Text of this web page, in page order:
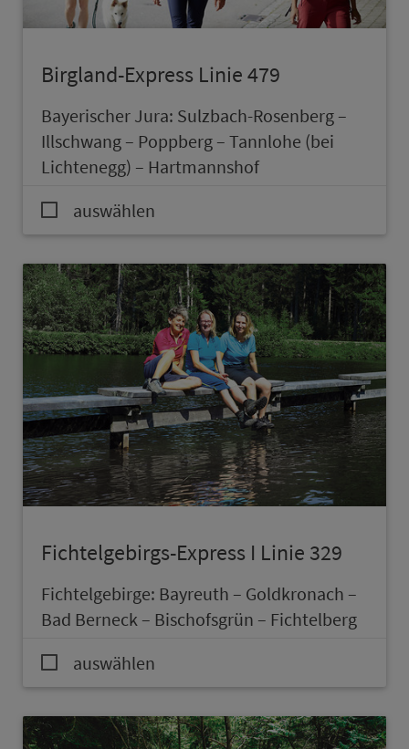
Birgland-Express Linie 479
Bay­e­rischer Jura: Sulzbach-Rosenberg –
Illschwang – Poppberg – Tannlohe (bei
Lichtenegg) – Hartmannshof
auswählen
Fichtelgebirgs-Express I Linie 329
Fich­tel­ge­bir­ge: Bayreuth – Goldkronach –
Bad Berneck – Bischofsgrün – Fichtelberg
auswählen